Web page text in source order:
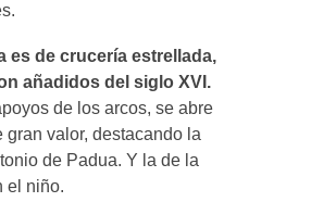
es de crucería estrellada,
añadidos del siglo XVI.
de los arcos, se abre
gran valor, destacando la
de Padua. Y la de la
el niño.